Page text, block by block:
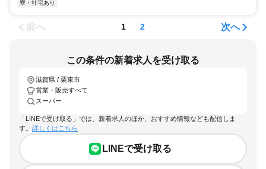
寮・社宅あり
前へ 1 2 次へ
この条件の新着求人を受け取る
滋賀県 / 栗東市
営業・販売すべて
スーパー
「LINEで受け取る」では、新着求人のほか、おすすめ情報なども配信しま
す。 詳しくはこちら
LINEで受け取る